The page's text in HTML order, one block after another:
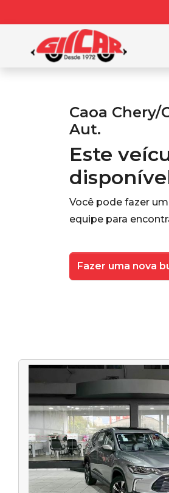
Caoa Chery/
Aut.
Este
Você pode fazer
equipe para
Fazer uma nova